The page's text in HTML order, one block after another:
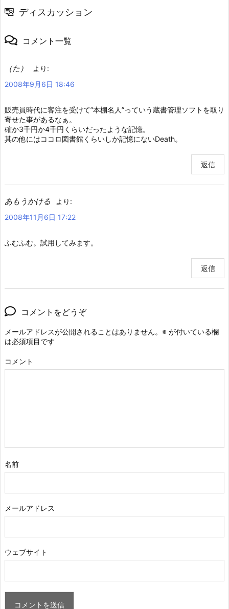
ディスカッション
コメント一覧
（た）
より:
2008年9月6日 18:46
販売員時代に客注を受けて”本棚名人”っていう蔵書管理ソフトを取り
寄せた事があるなぁ。
確か3千円か4千円くらいだったような記憶。
其の他にはココロ図書館くらいしか記憶にないDeath。
返信
あもうかける
より:
2008年11月6日 17:22
ふむふむ。試用してみます。
返信
コメントをどうぞ
メールアドレスが公開されることはありません。 ※ が付いている欄
は必須項目です
コメント
名前
メールアドレス
ウェブサイト